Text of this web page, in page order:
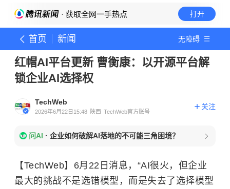
· 获取全网一手热点 打开
首页 新闻 无障碍
红帽AI平台更新 曹衡康：以开源平台解
锁企业AI选择权
TechWeb
2026年6月22日15:48 陕西 TechWeb官方账号
关注
问AI · 企业如何破解AI落地的不可能三角困境？
【TechWeb】6月22日消息，“AI很火，但企业
最大的挑战不是选错模型，而是失去了选择模型